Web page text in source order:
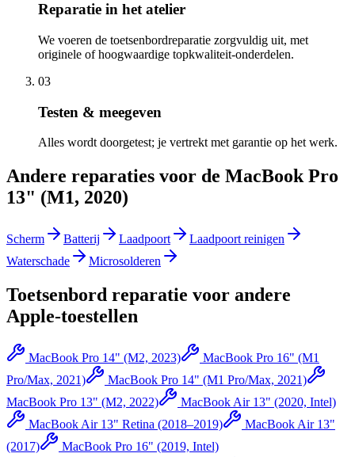
Reparatie in het atelier
We voeren de toetsenbordreparatie zorgvuldig uit, met
originele of hoogwaardige topkwaliteit-onderdelen.
03
Testen & meegeven
Alles wordt doorgetest; je vertrekt met garantie op het werk.
Andere reparaties voor de MacBook Pro
13" (M1, 2020)
Scherm Batterij Laadpoort
Laadpoort reinigen
Waterschade
Microsolderen
Toetsenbord reparatie voor andere
Apple-toestellen
MacBook Pro 14" (M2, 2023)
MacBook Pro 16" (M1
Pro/Max, 2021)
MacBook Pro 14" (M1 Pro/Max, 2021)
MacBook Pro 13" (M2, 2022)
MacBook Air 13" (2020, Intel)
MacBook Air 13" Retina (2018–2019)
MacBook Air 13"
(2017)
MacBook Pro 16" (2019, Intel)